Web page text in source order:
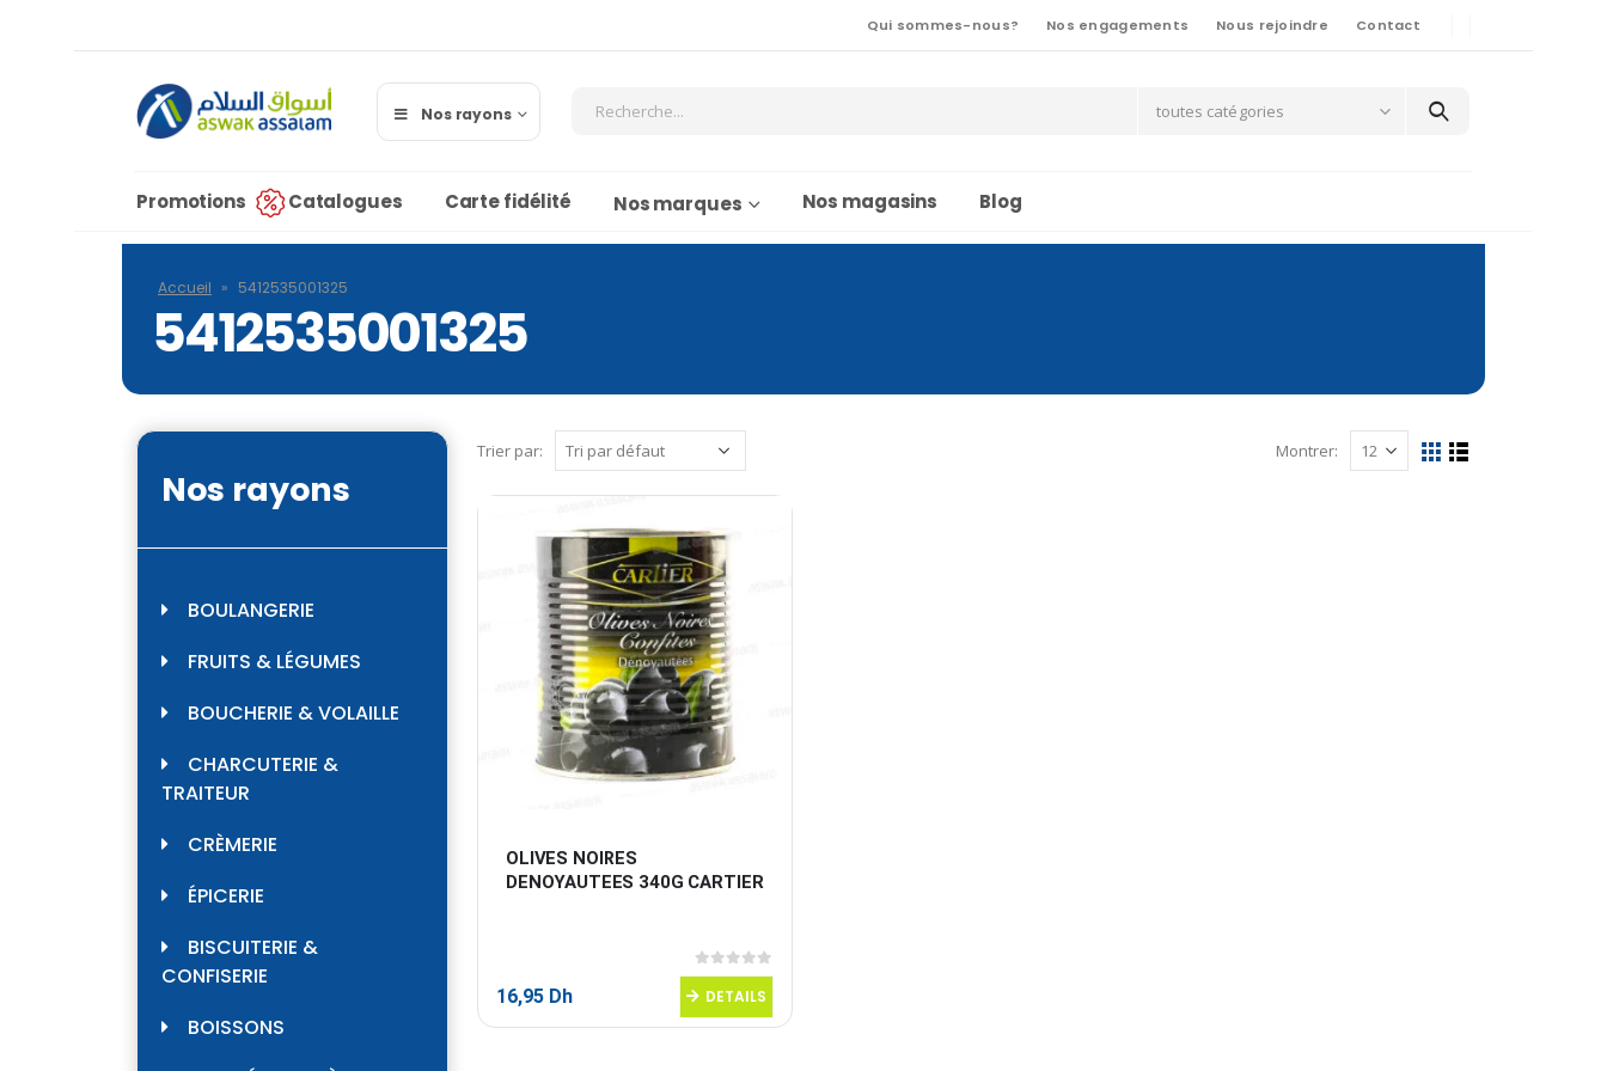
Qui sommes-nous? Nos engagements Nous rejoindre Contact
Nos rayons toutes catégories
Promotions Catalogues Carte fidélité Nos marques Nos magasins Blog
Accueil » 5412535001325
5412535001325
Trier par: Montrer:
OLIVES NOIRES
DENOYAUTEES 340G CARTIER
0sur 5
16,95 Dh DETAILS
Nos rayons
BOULANGERIE
FRUITS & LÉGUMES
BOUCHERIE & VOLAILLE
CHARCUTERIE &
TRAITEUR
CRÈMERIE
ÉPICERIE
BISCUITERIE &
CONFISERIE
BOISSONS